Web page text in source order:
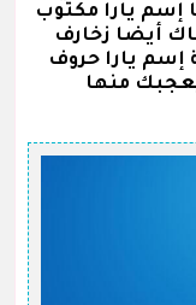
إسم يارا مكتوب
أيضا زخارف
إسم يارا حروف
يعجبك منها